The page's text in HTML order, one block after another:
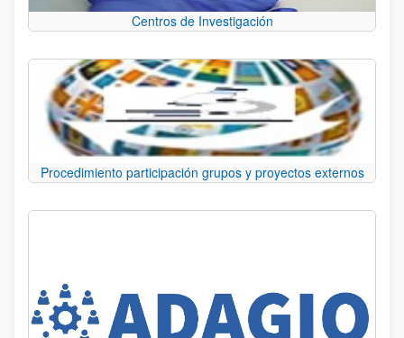
Centros de Investigación
Procedimiento participación grupos y proyectos externos